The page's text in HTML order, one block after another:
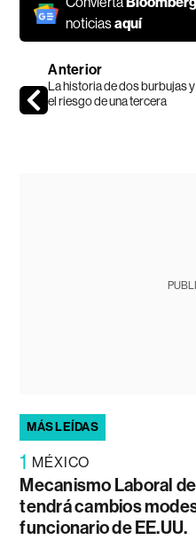
noticiasaquí
Anterior
La historia de dos burbujas y
el riesgo de una tercera
MÁS LEÍDAS
1 MÉXICO
Mecanismo Laboral
tendrá cambios
funcionario de EE.UU.